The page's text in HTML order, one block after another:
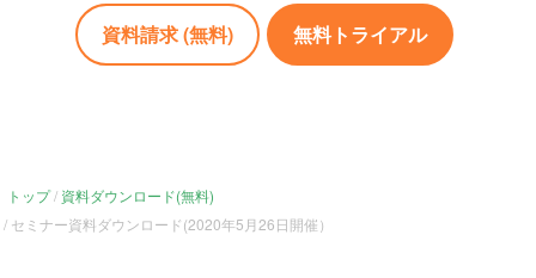
資料請求 (無料) 無料トライアル
トップ 資料ダウンロード(無料)
セミナー資料ダウンロード(2020年5月26日開催）